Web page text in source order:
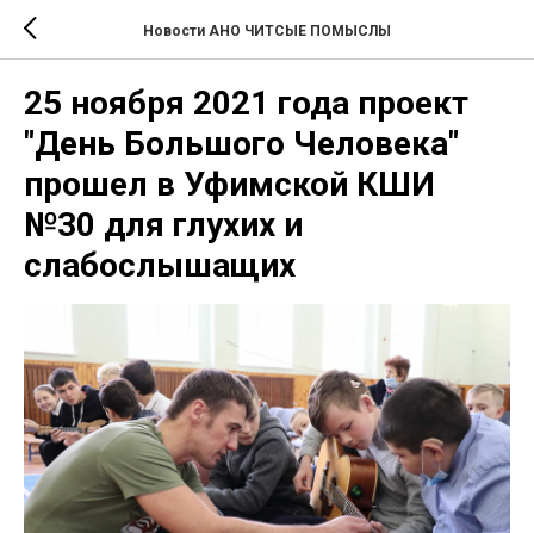
Новости АНО ЧИТСЫЕ ПОМЫСЛЫ
25 ноября 2021 года проект
"День Большого Человека"
прошел в Уфимской КШИ
№30 для глухих и
слабослышащих